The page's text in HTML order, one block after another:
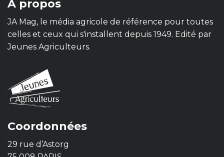
À propos
JA Mag, le média agricole de référence pour toutes
celles et ceux qui s'installent depuis 1949. Edité par
Jeunes Agriculteurs.
Coordonnées
29 rue d’Astorg